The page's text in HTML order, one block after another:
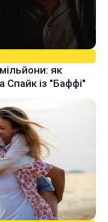
як
Спайк із "Баффі"